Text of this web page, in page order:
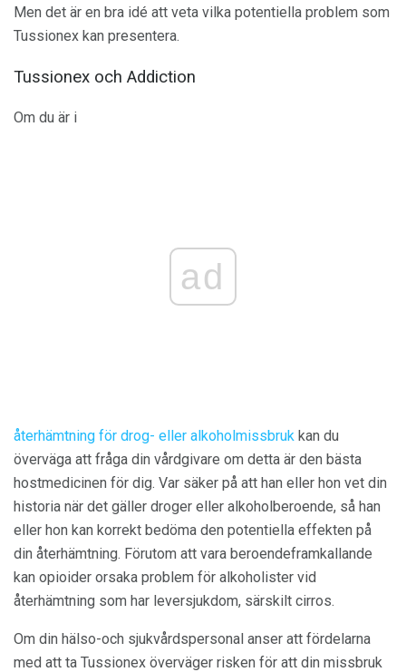
Men det är en bra idé att veta vilka potentiella problem som
Tussionex kan presentera.
Tussionex och Addiction
Om du är i
ad
återhämtning för drog- eller alkoholmissbruk kan du
överväga att fråga din vårdgivare om detta är den bästa
hostmedicinen för dig. Var säker på att han eller hon vet din
historia när det gäller droger eller alkoholberoende, så han
eller hon kan korrekt bedöma den potentiella effekten på
din återhämtning. Förutom att vara beroendeframkallande
kan opioider orsaka problem för alkoholister vid
återhämtning som har leversjukdom, särskilt cirros.
Om din hälso-och sjukvårdspersonal anser att fördelarna
med att ta Tussionex överväger risken för att din missbruk